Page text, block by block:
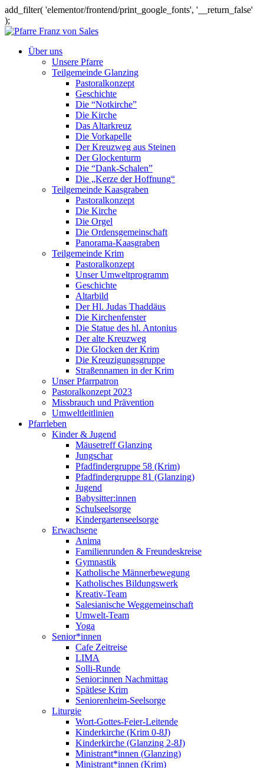
add_filter( 'elementor/frontend/print_google_fonts', '__return_false'
);
Über uns
Unsere Pfarre
Teilgemeinde Glanzing
Pastoralkonzept
Geschichte
Die “Notkirche”
Die Kirche
Das Altarkreuz
Die Vorkapelle
Der Kreuzweg aus Steinen
Der Glockenturm
Die “Dank-Schalen”
Die „Kerze der Hoffnung“
Teilgemeinde Kaasgraben
Pastoralkonzept
Die Kirche
Die Orgel
Die Ordensgemeinschaft
Panorama-Kaasgraben
Teilgemeinde Krim
Pastoralkonzept
Unser Umweltprogramm
Geschichte
Altarbild
Der Hl. Judas Thaddäus
Die Kirchenfenster
Die Statue des hl. Antonius
Der alte Kreuzweg
Die Glocken der Krim
Die Kreuzigungsgruppe
Straßennamen in der Krim
Unser Pfarrpatron
Pastoralkonzept 2023
Missbrauch und Prävention
Umweltleitlinien
Pfarrleben
Kinder & Jugend
Mäusetreff Glanzing
Jungschar
Pfadfindergruppe 58 (Krim)
Pfadfindergruppe 81 (Glanzing)
Jugend
Babysitter:innen
Schulseelsorge
Kindergartenseelsorge
Erwachsene
Anima
Familienrunden & Freundeskreise
Gymnastik
Katholische Männerbewegung
Katholisches Bildungswerk
Kreativ-Team
Salesianische Weggemeinschaft
Umwelt-Team
Yoga
Senior*innen
Cafe Zeitreise
LIMA
Solli-Runde
Senior:innen Nachmittag
Spätlese Krim
Seniorenheim-Seelsorge
Liturgie
Wort-Gottes-Feier-Leitende
Kinderkirche (Krim 0-8J)
Kinderkirche (Glanzing 2-8J)
Ministrant*innen (Glanzing)
Ministrant*innen (Krim)